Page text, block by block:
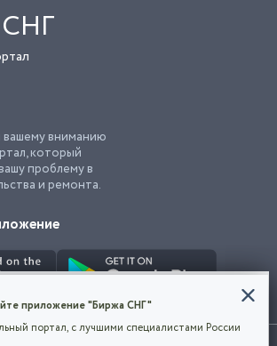
вниманию
который
проблему в
и ремонта.
в том числе подача объявлений, означает
файлы cookie, чтобы сделать
для каждого
приложение "Биржа СНГ"
портал, с лучшими специалистами России